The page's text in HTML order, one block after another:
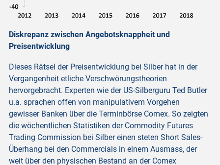
Diskrepanz zwischen Angebotsknappheit und
Preisentwicklung
Dieses Rätsel der Preisentwicklung bei Silber hat in der
Vergangenheit etliche Verschwörungstheorien
hervorgebracht. Experten wie der US-Silberguru Ted Butler
u.a. sprachen offen von manipulativem Vorgehen
gewisser Banken über die Terminbörse Comex. So zeigten
die wöchentlichen Statistiken der Commodity Futures
Trading Commission bei Silber einen steten Short Sales-
Überhang bei den Commercials in einem Ausmass, der
weit über den physischen Bestand an der Comex